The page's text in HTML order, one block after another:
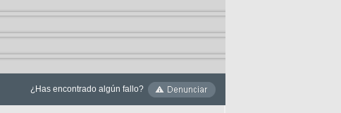
¿Has encontrado algún fallo?